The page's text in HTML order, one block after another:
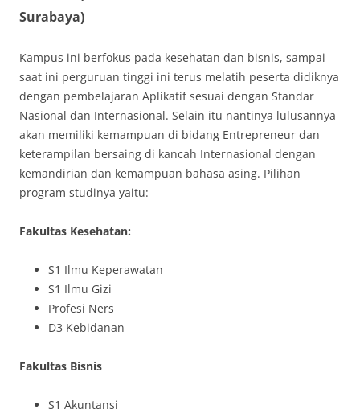
Surabaya)
Kampus ini berfokus pada kesehatan dan bisnis, sampai
saat ini perguruan tinggi ini terus melatih peserta didiknya
dengan pembelajaran Aplikatif sesuai dengan Standar
Nasional dan Internasional. Selain itu nantinya lulusannya
akan memiliki kemampuan di bidang Entrepreneur dan
keterampilan bersaing di kancah Internasional dengan
kemandirian dan kemampuan bahasa asing. Pilihan
program studinya yaitu:
Fakultas Kesehatan:
S1 Ilmu Keperawatan
S1 Ilmu Gizi
Profesi Ners
D3 Kebidanan
Fakultas Bisnis
S1 Akuntansi